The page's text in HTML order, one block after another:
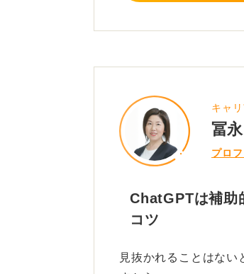
キャ
冨
プロ
ChatGPTは補助
コツ
見抜かれることはない